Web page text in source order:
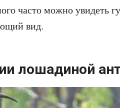
часто можно увидеть
вид.
лошадиной